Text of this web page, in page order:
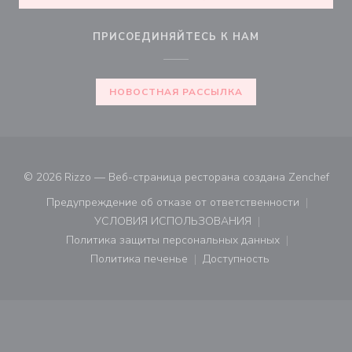
ПРИСОЕДИНЯЙТЕСЬ К НАМ
НОВОСТНАЯ РАССЫЛКА
© 2026 Rizzo — Веб-страница ресторана создана Zenchef
Предупреждение об отказе от ответственности
((открывается в новом окне))
УСЛОВИЯ ИСПОЛЬЗОВАНИЯ
((открывается в новом окне))
Политика защиты персональных данных
((открывается в новом окне))
Политика печенье
((открывается в новом окне))
Доступность
((открывается в